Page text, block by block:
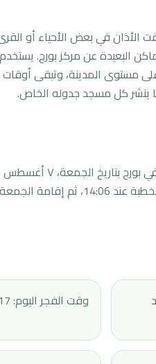
الأذان في بعض الأحياء أو
البعيدة عن مركز بورج.
مستوى المدينة، وتبقى أوقات
ينشر كل مسجد جدوله الخاص.
الجمعة عند 13:56، ثم بداية الخطبة عند
وقت الفجر اليوم: 05:17.